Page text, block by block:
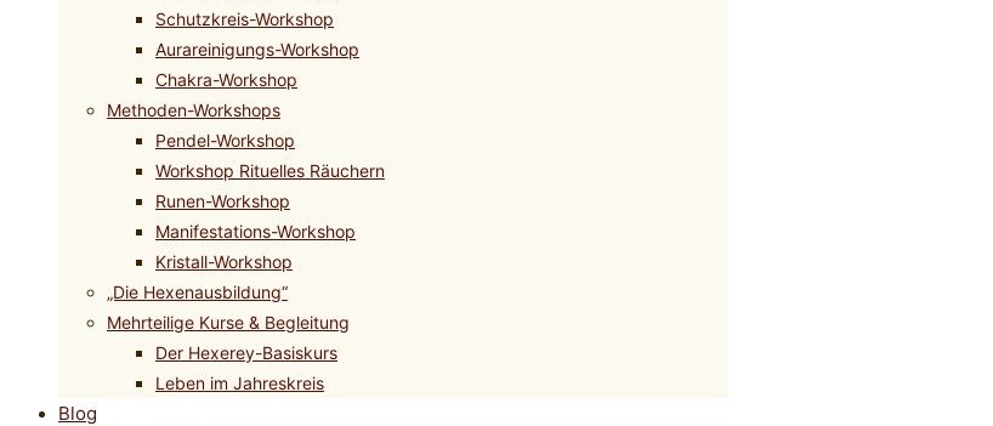
Schutzkreis-Workshop
Aurareinigungs-Workshop
Chakra-Workshop
Methoden-Workshops
Pendel-Workshop
Workshop Rituelles Räuchern
Runen-Workshop
Manifestations-Workshop
Kristall-Workshop
„Die Hexenausbildung“
Mehrteilige Kurse & Begleitung
Der Hexerey-Basiskurs
Leben im Jahreskreis
Blog